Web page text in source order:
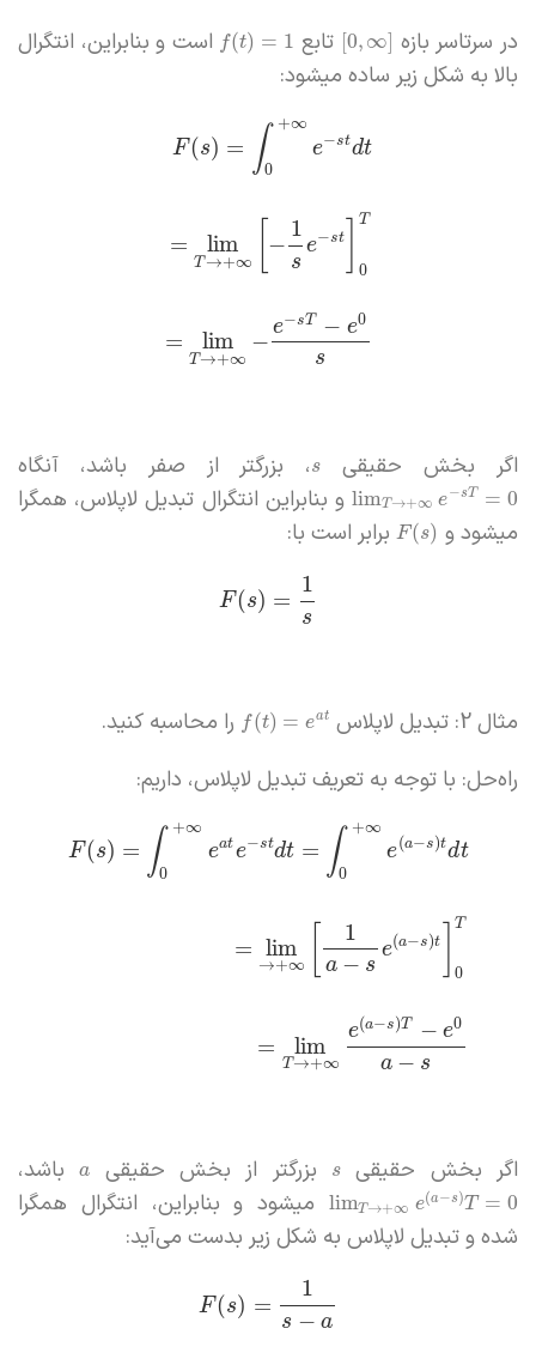
در سرتاسر بازه [0,∞] تابع f(t) = 1
است و بنابراین، انتگرال
بالا به شکل زیر ساده میشود:
F (s) = ∫ +∞
0
e−stdt
= lim
T→+∞
−
1
s
e−st
T
0
= lim
T→+∞
−
e−sT − e0
s
اگر بخش حقیقی s، بزرگتر از صفر باشد، آنگاه
limT→+∞ e−sT = 0
و بنابراین انتگرال تبدیل لاپلاس، همگرا
میشود و
F(s) برابر است با:
F(s) =
1
s
مثال 2: تبدیل لاپلاس f(t) = eat
را محاسبه کنید.
راه‌حل: با توجه به تعریف تبدیل لاپلاس، داریم:
F (s) = ∫ +∞
0
eate−stdt = ∫ +∞
0
e(a−s)tdt
= lim
→+∞
1
a − s
e(a−s)t
T
0
= lim
T →+∞
e(a−s)T − e0
a − s
اگر بخش حقیقی s بزرگتر از بخش حقیقی aباشد،
limT→+∞ e(a−s)T = 0
میشود و بنابراین، انتگرال همگرا
شده و تبدیل لاپلاس به شکل زیر بدست می‌آید:
F (s) =
1
s − a